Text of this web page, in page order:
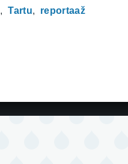
Tartu reportaaž